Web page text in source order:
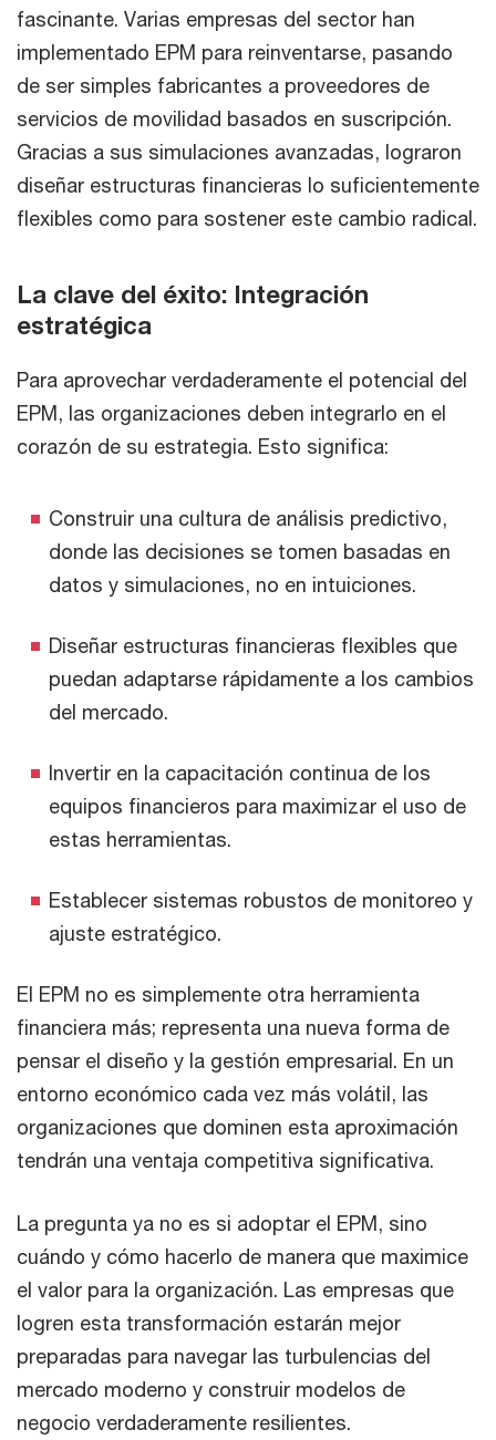
fascinante. Varias empresas del sector han
implementado EPM para reinventarse, pasando
de ser simples fabricantes a proveedores de
servicios de movilidad basados en suscripción.
Gracias a sus simulaciones avanzadas, lograron
diseñar estructuras financieras lo suficientemente
flexibles como para sostener este cambio radical.
La clave del éxito: Integración
estratégica
Para aprovechar verdaderamente el potencial del
EPM, las organizaciones deben integrarlo en el
corazón de su estrategia. Esto significa:
Construir una cultura de análisis predictivo,
donde las decisiones se tomen basadas en
datos y simulaciones, no en intuiciones.
Diseñar estructuras financieras flexibles que
puedan adaptarse rápidamente a los cambios
del mercado.
Invertir en la capacitación continua de los
equipos financieros para maximizar el uso de
estas herramientas.
Establecer sistemas robustos de monitoreo y
ajuste estratégico.
El EPM no es simplemente otra herramienta
financiera más; representa una nueva forma de
pensar el diseño y la gestión empresarial. En un
entorno económico cada vez más volátil, las
organizaciones que dominen esta aproximación
tendrán una ventaja competitiva significativa.
La pregunta ya no es si adoptar el EPM, sino
cuándo y cómo hacerlo de manera que maximice
el valor para la organización. Las empresas que
logren esta transformación estarán mejor
preparadas para navegar las turbulencias del
mercado moderno y construir modelos de
negocio verdaderamente resilientes.